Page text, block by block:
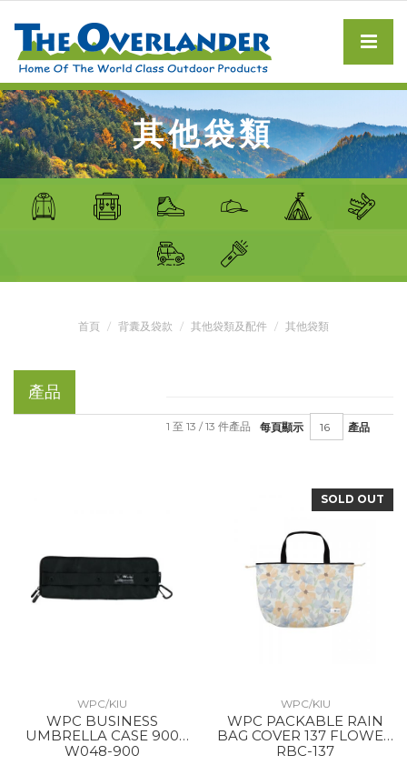
其他袋類
首頁 背囊及袋款 其他袋類及配件 其他袋類
產品
每頁顯示 產品
1 至 13 / 13 件產品
WPC/KIU
WPC BUSINESS
UMBRELLA CASE 900
BLACK
W048-900
SOLD OUT
WPC/KIU
WPC PACKABLE RAIN
BAG COVER 137 FLOWER
WALL ORANGE
RBC-137